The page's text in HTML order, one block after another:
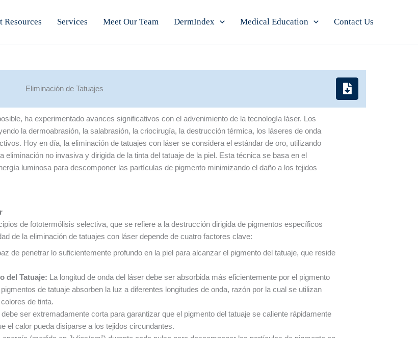
Resources Services Meet Our Team DermIndex Medical Education Contact Us
Eliminación de Tatuajes
ha experimentado avances significativos con el advenimiento de la tecnología láser. Los
la dermoabrasión, la salabrasión, la criocirugía, la destrucción térmica, los láseres de onda
Hoy en día, la eliminación de tatuajes con láser se considera el estándar de oro, utilizando
no invasiva y dirigida de la tinta del tatuaje de la piel. Esta técnica se basa en el
luminosa para descomponer las partículas de pigmento minimizando el daño a los tejidos
de fototermólisis selectiva, que se refiere a la destrucción dirigida de pigmentos específicos
de la eliminación de tatuajes con láser depende de cuatro factores clave:
de penetrar lo suficientemente profundo en la piel para alcanzar el pigmento del tatuaje, que reside
del Tatuaje: La longitud de onda del láser debe ser absorbida más eficientemente por el pigmento
de tatuaje absorben la luz a diferentes longitudes de onda, razón por la cual se utilizan
de tinta.
ser extremadamente corta para garantizar que el pigmento del tatuaje se caliente rápidamente
el calor pueda disiparse a los tejidos circundantes.